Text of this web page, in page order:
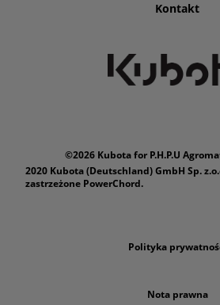
Kontakt
©2026 Kubota for P.H.P.U
2020 Kubota (Deutschland) GmbH Sp.
zastrzeżone PowerChord.
Polityka
Nota prawna